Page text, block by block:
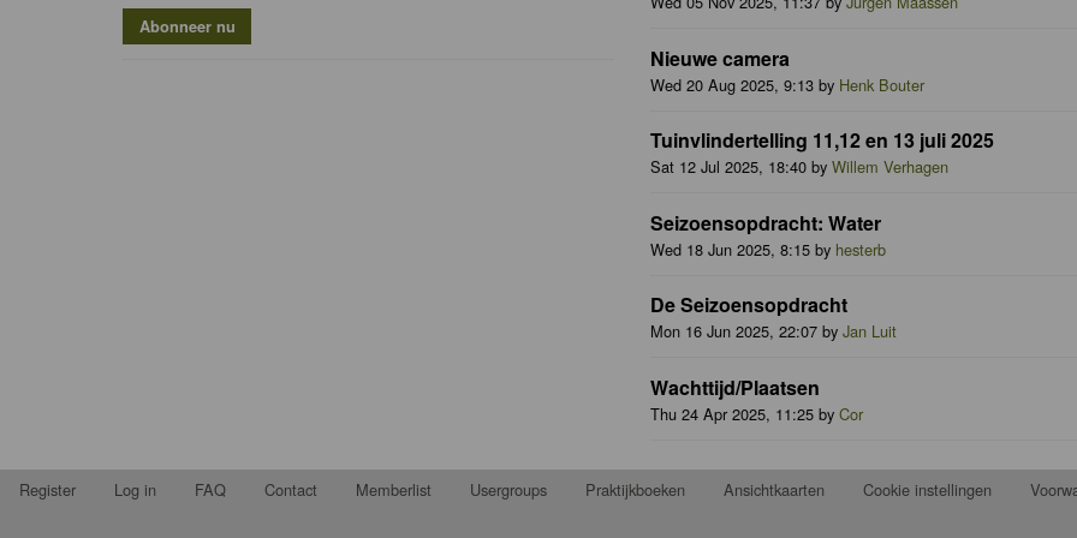
Nieuwe camera
Wed 20 Aug 2025, 9:13 by Henk Bouter
Tuinvlindertelling 11,12 en 13 juli 2025
Sat 12 Jul 2025, 18:40 by Willem Verhagen
Seizoensopdracht: Water
Wed 18 Jun 2025, 8:15 by hesterb
De Seizoensopdracht
Mon 16 Jun 2025, 22:07 by Jan Luit
Wachttijd/Plaatsen
Thu 24 Apr 2025, 11:25 by Cor
Register Log in FAQ Contact Memberlist Usergroups Praktijkboeken Ansichtkaarten Cookie instellingen